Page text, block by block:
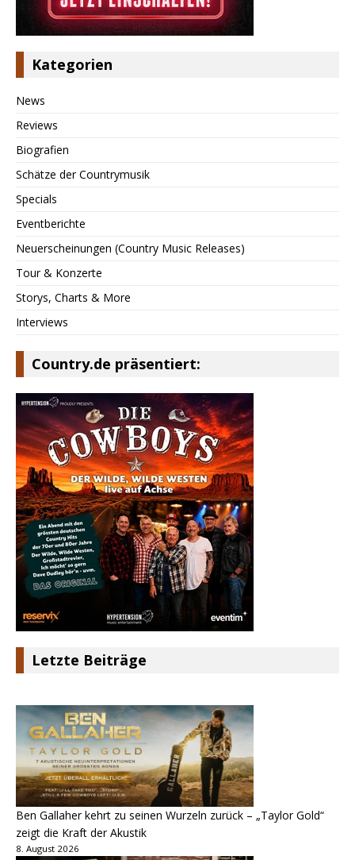
Kategorien
News
Reviews
Biografien
Schätze der Countrymusik
Specials
Eventberichte
Neuerscheinungen (Country Music Releases)
Tour & Konzerte
Storys, Charts & More
Interviews
Country.de präsentiert:
Letzte Beiträge
Ben Gallaher kehrt zu seinen Wurzeln zurück – „Taylor Gold“
zeigt die Kraft der Akustik
8. August 2026